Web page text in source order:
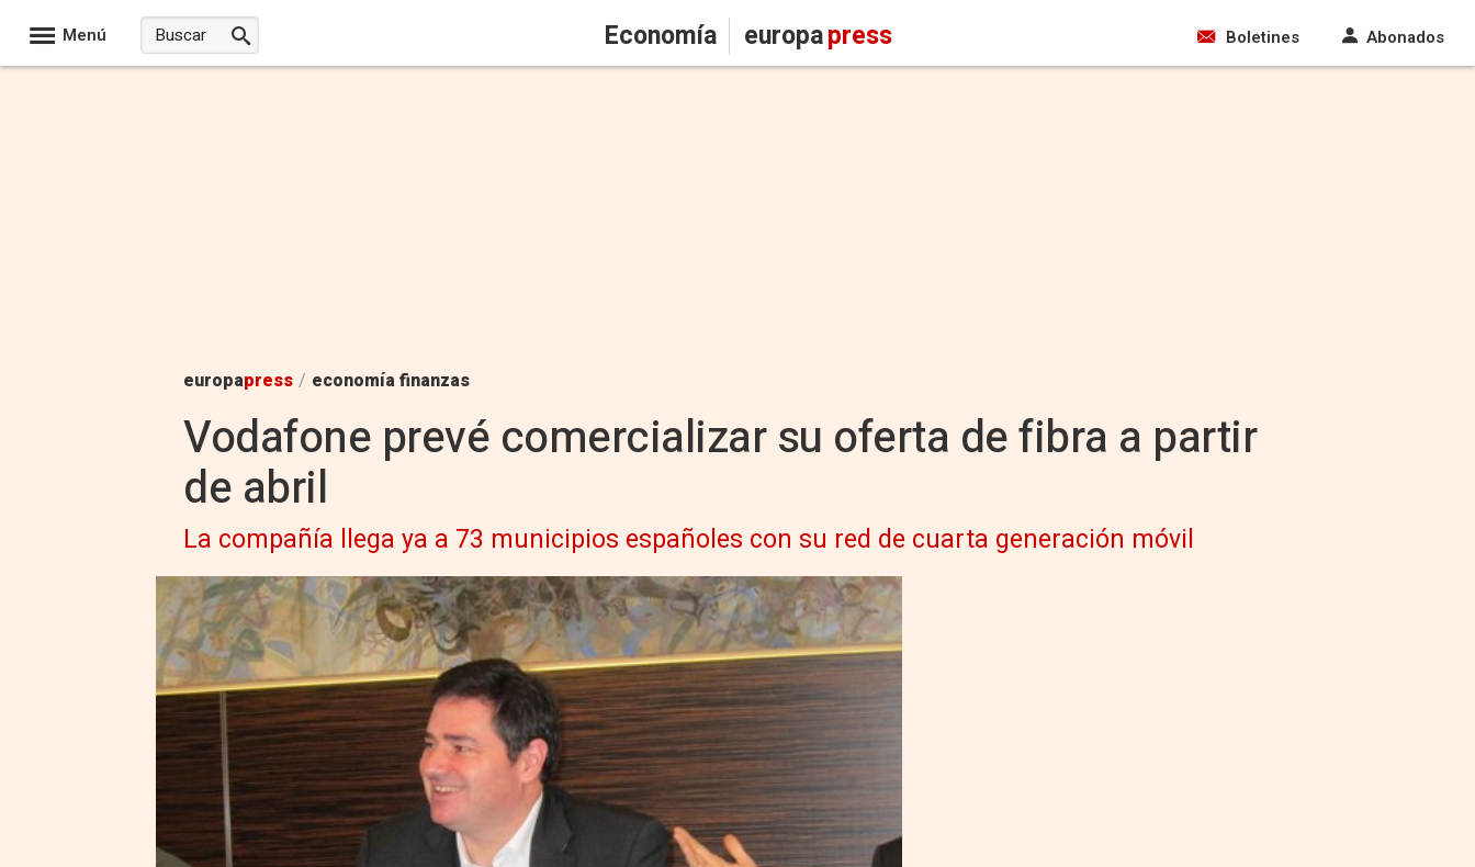
Menú Economía europapress Boletines Abonados
europapress / economía finanzas
Vodafone prevé comercializar su oferta de fibra a partir
de abril
La compañía llega ya a 73 municipios españoles con su red de cuarta generación móvil